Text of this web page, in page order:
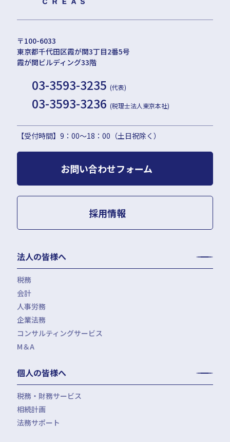
〒100-6033
東京都千代田区霞が関3丁目2番5号
霞が関ビルディング33階
03-3593-3235 (代表)
03-3593-3236 (税理士法人東京本社)
【受付時間】9：00〜18：00（土日祝除く）
お問い合わせフォーム
採用情報
法人の皆様へ
税務
月次決算・税務顧問・税務申告書作成
税務調査対応（会計・税務）
税務セカンドオピニオン
組織再編税制・国際税務
四半期決算サポート
会計
BPO・会計アウトソーシング
会社設立（スタートアップサポート）・クラウド会計導入
決算開示書類（有報・短信等）作成・IFRS対応サポート
人事労務
人事労務アウトソーシング（給与計算・社会保険手続）
労使トラブル対応
労務デューデリジェンス・労務コンプライアンス調査
企業法務
企業法務・法務顧問・事業再生・債権回収
コンサルティングサービス
FAS（財務デューデリジェンス・株価算定・PPA）
IPOコンサルティング
企業再編コンサルティング
補助金・助成金申請・建設許認可等
公益法人会計サービス
M＆A
個人の皆様へ
税務・財務サービス
相続税申告・贈与税申告
所得税確定申告
相続計画
遺言書作成・家族信託・後見人
法務サポート